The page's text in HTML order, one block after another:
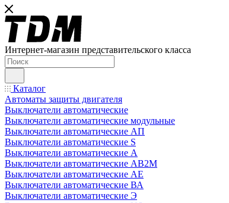
Интернет-магазин представительского класса
Каталог
Автоматы защиты двигателя
Выключатели автоматические
Выключатели автоматические модульные
Выключатели автоматические АП
Выключатели автоматические S
Выключатели автоматические А
Выключатели автоматические АВ2М
Выключатели автоматические АЕ
Выключатели автоматические ВА
Выключатели автоматические Э